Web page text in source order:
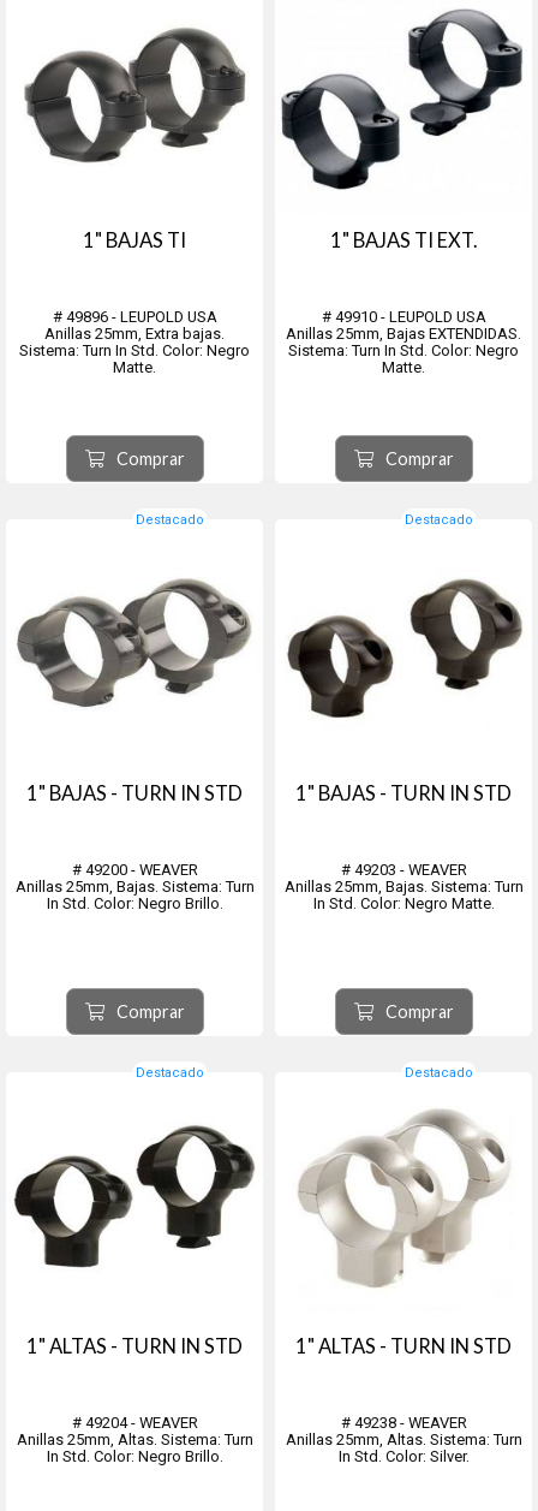
1" BAJAS TI
# 49896 - LEUPOLD USA
Anillas 25mm, Extra bajas.
Sistema: Turn In Std. Color: Negro
Matte.
Comprar
1" BAJAS TI EXT.
# 49910 - LEUPOLD USA
Anillas 25mm, Bajas EXTENDIDAS.
Sistema: Turn In Std. Color: Negro
Matte.
Comprar
Destacado
1" BAJAS - TURN IN STD
# 49200 - WEAVER
Anillas 25mm, Bajas. Sistema: Turn
In Std. Color: Negro Brillo.
Comprar
Destacado
1" BAJAS - TURN IN STD
# 49203 - WEAVER
Anillas 25mm, Bajas. Sistema: Turn
In Std. Color: Negro Matte.
Comprar
Destacado
1" ALTAS - TURN IN STD
# 49204 - WEAVER
Anillas 25mm, Altas. Sistema: Turn
In Std. Color: Negro Brillo.
Destacado
1" ALTAS - TURN IN STD
# 49238 - WEAVER
Anillas 25mm, Altas. Sistema: Turn
In Std. Color: Silver.